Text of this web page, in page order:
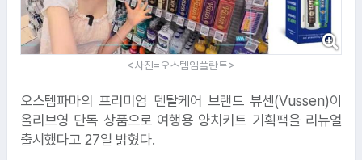
<사진=오스템임플란트>
오스템파마의 프리미엄 덴탈케어 브랜드 뷰센(Vussen)이
올리브영 단독 상품으로 여행용 양치키트 기획팩을 리뉴얼
출시했다고 27일 밝혔다.